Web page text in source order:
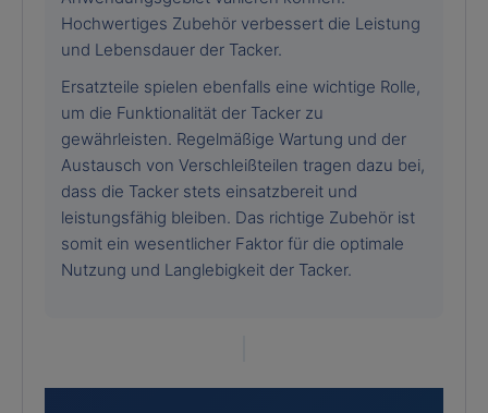
Hochwertiges Zubehör verbessert die Leistung
und Lebensdauer der Tacker.
Ersatzteile spielen ebenfalls eine wichtige Rolle,
um die Funktionalität der Tacker zu
gewährleisten. Regelmäßige Wartung und der
Austausch von Verschleißteilen tragen dazu bei,
dass die Tacker stets einsatzbereit und
leistungsfähig bleiben. Das richtige Zubehör ist
somit ein wesentlicher Faktor für die optimale
Nutzung und Langlebigkeit der Tacker.